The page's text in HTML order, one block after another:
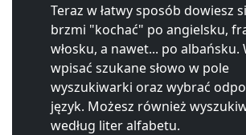
Teraz w łatwy sposób dowiesz
brzmi "kochać" po angielsku,
włosku, a nawet... po albańsku.
wpisać szukane słowo w pole
wyszukiwarki oraz wybrać
język. Możesz również
według liter alfabetu.